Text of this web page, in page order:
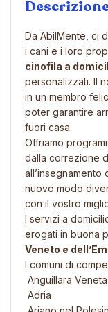
Da AbilMente, ci
i cani e i loro
cinofila a
personalizzati. Il
in un membro
poter garantire
fuori casa.
Offriamo
dalla correzione
all’insegnamento
nuovo modo
con il vostro
I servizi a
erogati in buona
Veneto e
I comuni di
Anguillara Veneta
Adria